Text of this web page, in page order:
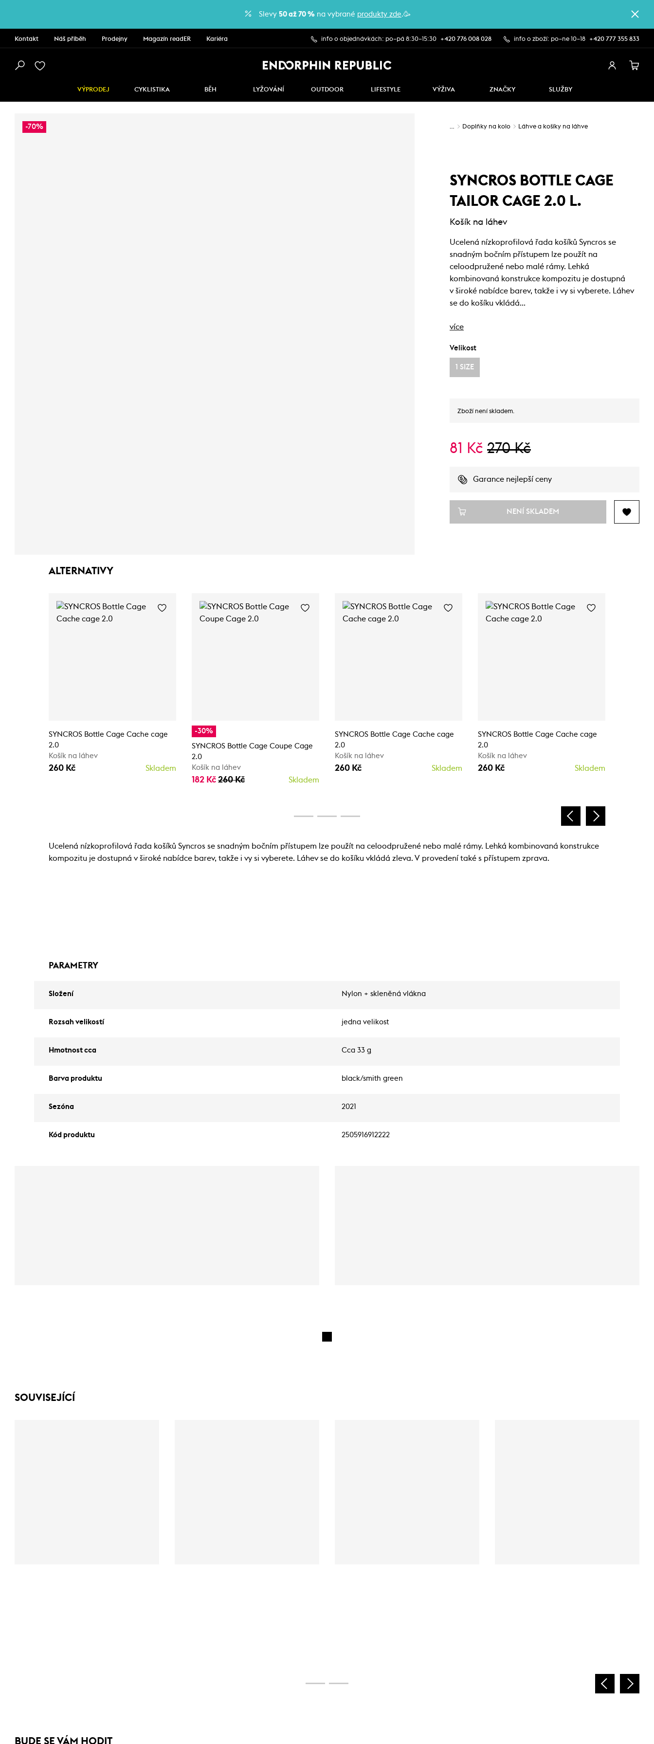
Slevy 50 až 70 % na vybrané produkty zde.🥳
Kontakt Náš příběh Prodejny Magazín readER Kariéra info o objednávkách: po–pá 8:30–15:30 +420 776 008 028 info o zboží: po–ne 10–18 +420 777 355 833
VÝPRODEJ CYKLISTIKA BĚH LYŽOVÁNÍ OUTDOOR LIFESTYLE VÝŽIVA ZNAČKY SLUŽBY
-70% … Doplňky na kolo Láhve a košíky na láhve
SYNCROS BOTTLE CAGE
TAILOR CAGE 2.0 L.
Košík na láhev
Ucelená nízkoprofilová řada košíků Syncros se
snadným bočním přístupem lze použít na
celoodpružené nebo malé rámy. Lehká
kombinovaná konstrukce kompozitu je dostupná
v široké nabídce barev, takže i vy si vyberete. Láhev
se do košíku vkládá…
více
Velikost
1 SIZE
Zboží není skladem.
81 Kč 270 Kč
Garance nejlepší ceny
NENÍ SKLADEM
ALTERNATIVY
SYNCROS Bottle Cage Cache cage
2.0
Košík na láhev
260 Kč Skladem
-30%
SYNCROS Bottle Cage Coupe Cage
2.0
Košík na láhev
182 Kč 260 Kč Skladem
SYNCROS Bottle Cage Cache cage
2.0
Košík na láhev
260 Kč Skladem
SYNCROS Bottle Cage Cache cage
2.0
Košík na láhev
260 Kč Skladem
Ucelená nízkoprofilová řada košíků Syncros se snadným bočním přístupem lze použít na celoodpružené nebo malé rámy. Lehká kombinovaná konstrukce
kompozitu je dostupná v široké nabídce barev, takže i vy si vyberete. Láhev se do košíku vkládá zleva. V provedení také s přístupem zprava.
PARAMETRY
Složení Nylon + skleněná vlákna
Rozsah velikostí jedna velikost
Hmotnost cca Cca 33 g
Barva produktu black/smith green
Sezóna 2021
Kód produktu 2505916912222
SOUVISEJÍCÍ
BUDE SE VÁM HODIT